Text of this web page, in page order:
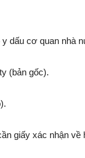
dấu cơ quan nhà
(bản gốc).
giấy xác nhận về